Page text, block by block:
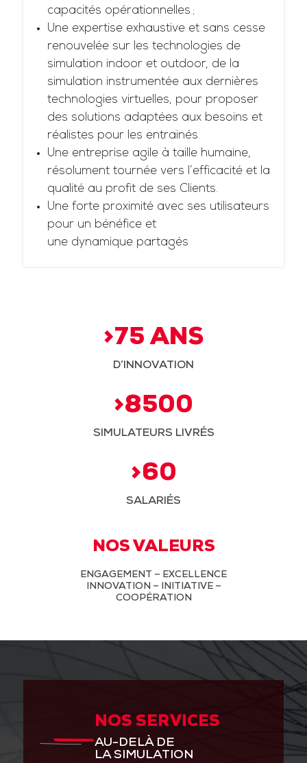
capacités opérationnelles ;
Une expertise exhaustive et sans cesse
renouvelée sur les technologies de
simulation indoor et outdoor, de la
simulation instrumentée aux dernières
technologies virtuelles, pour proposer
des solutions adaptées aux besoins et
réalistes pour les entrainés.
Une entreprise agile à taille humaine,
résolument tournée vers l’efficacité et la
qualité au profit de ses Clients.
Une forte proximité avec ses utilisateurs
pour un bénéfice et
une dynamique partagés
>75 ANS
D’INNOVATION
>8500
SIMULATEURS LIVRÉS
>60
SALARIÉS
NOS VALEURS
ENGAGEMENT – EXCELLENCE
INNOVATION – INITIATIVE –
COOPÉRATION
NOS SERVICES
AU-DELÀ DE
LA SIMULATION